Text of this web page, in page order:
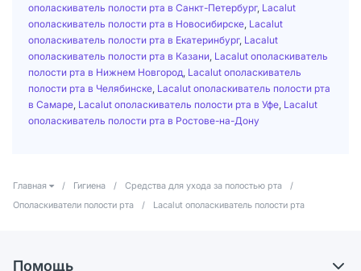
ополаскиватель полости рта в Санкт-Петербург, Lacalut
ополаскиватель полости рта в Новосибирске Lacalut
ополаскиватель полости рта в Екатеринбург, Lacalut
ополаскиватель полости рта в Казани Lacalut ополаскиватель
полости рта в Нижнем Новгород Lacalut ополаскиватель
полости рта в Челябинске Lacalut ополаскиватель полости рта
в Самаре Lacalut ополаскиватель полости рта в Уфе Lacalut
ополаскиватель полости рта в Ростове-на-Дону
Главная / Гигиена / Средства для ухода за полостью рта
/
Ополаскиватели полости рта
/ Lacalut ополаскиватель полости рта
Помощь